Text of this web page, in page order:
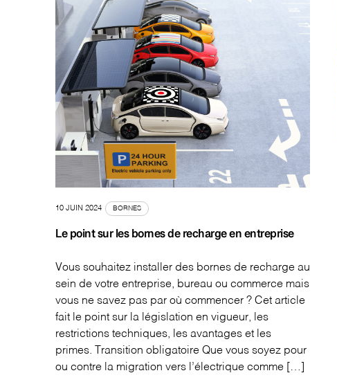
10 JUIN 2024 BORNES
Le point sur les bornes de recharge en entreprise
Vous souhaitez installer des bornes de recharge au
sein de votre entreprise, bureau ou commerce mais
vous ne savez pas par où commencer ? Cet article
fait le point sur la législation en vigueur, les
restrictions techniques, les avantages et les
primes. Transition obligatoire Que vous soyez pour
ou contre la migration vers l’électrique comme […]